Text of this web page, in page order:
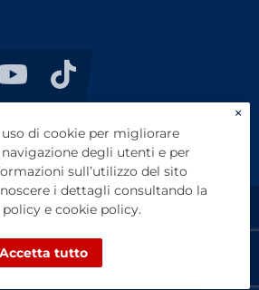
- CAP. SOCIALE €
REGISTRO IMPRESE DI
×
di cookie per migliorare
navigazione degli utenti e per
sull’utilizzo del sito
i dettagli consultando la
policy e cookie policy.
Accetta tutto